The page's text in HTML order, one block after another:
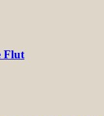
Flut